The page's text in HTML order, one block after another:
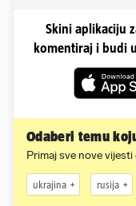
Skini aplikaciju
komentiraj i budi
Odaberi temu
Primaj sve nove
ukrajina rusija